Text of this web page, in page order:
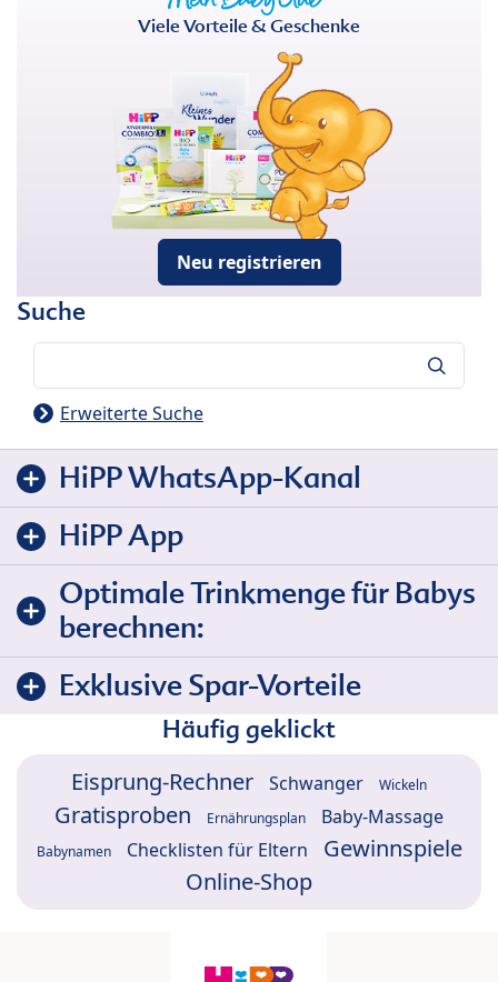
Viele Vorteile & Geschenke
Neu registrieren
Suche
Erweiterte Suche
HiPP WhatsApp-Kanal
HiPP App
Optimale Trinkmenge für Babys
berechnen:
Exklusive Spar-Vorteile
Häufig geklickt
Eisprung-Rechner Schwanger Wickeln
Gratisproben Ernährungsplan Baby-Massage
Babynamen Checklisten für Eltern
Gewinnspiele
Online-Shop